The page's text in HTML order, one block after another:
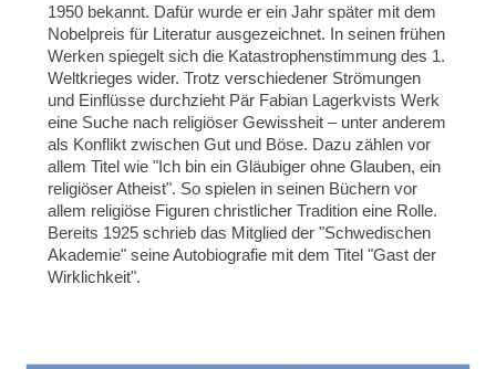
1950 bekannt. Dafür wurde er ein Jahr später mit dem
Nobelpreis für Literatur ausgezeichnet. In seinen frühen
Werken spiegelt sich die Katastrophenstimmung des 1.
Weltkrieges wider. Trotz verschiedener Strömungen
und Einflüsse durchzieht Pär Fabian Lagerkvists Werk
eine Suche nach religiöser Gewissheit – unter anderem
als Konflikt zwischen Gut und Böse. Dazu zählen vor
allem Titel wie "Ich bin ein Gläubiger ohne Glauben, ein
religiöser Atheist". So spielen in seinen Büchern vor
allem religiöse Figuren christlicher Tradition eine Rolle.
Bereits 1925 schrieb das Mitglied der "Schwedischen
Akademie" seine Autobiografie mit dem Titel "Gast der
Wirklichkeit".